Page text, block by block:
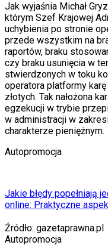
Jak wyjaśnia Michał
którym Szef Krajowej
uchybienia po stronie
przede wszystkim na
raportów, braku
czy braku usunięcia w
stwierdzonych w toku
operatora platformy
złotych. Tak nałożona
egzekucji w trybie
w administracji w
charakterze pieniężnym.
Autopromocja
Jakie błędy popełniają
online: Praktyczne
Źródło: gazetaprawna.pl
Autopromocja